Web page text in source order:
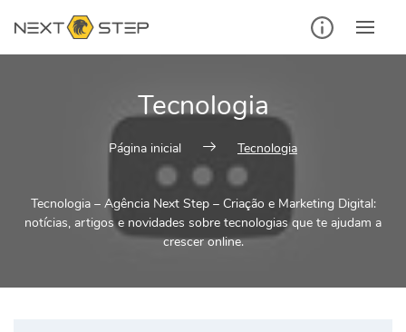
para
Tecnologia
Página inicial Tecnologia
Tecnologia – Agência Next Step – Criação e Marketing Digital:
notícias, artigos e novidades sobre tecnologias que te ajudam a
crescer online.